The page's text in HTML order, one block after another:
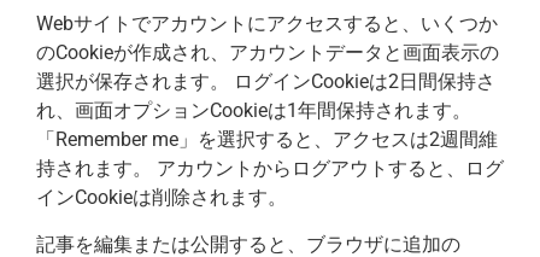
Webサイトでアカウントにアクセスすると、いくつか
のCookieが作成され、アカウントデータと画面表示の
選択が保存されます。 ログインCookieは2日間保持さ
れ、画面オプションCookieは1年間保持されます。
「Remember me」を選択すると、アクセスは2週間維
持されます。 アカウントからログアウトすると、ログ
インCookieは削除されます。
記事を編集または公開すると、ブラウザに追加の